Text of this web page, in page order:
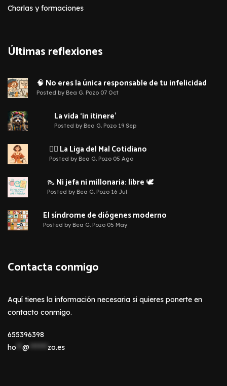
Charlas y formaciones
Últimas reflexiones
🧠 No eres la única responsable de tu infelicidad
Posted by Bea G. Pozo 07 Oct
La vida ‘in itinere’
Posted by Bea G. Pozo 19 Sep
🦹‍♀️ La Liga del Mal Cotidiano
Posted by Bea G. Pozo 05 Ago
👠 Ni jefa ni millonaria: libre 🕊️
Posted by Bea G. Pozo 16 Jul
El síndrome de diógenes moderno
Posted by Bea G. Pozo 05 May
Contacta conmigo
Aquí tienes la información necesaria si quieres ponerte en
contacto conmigo.
655396398
ho
@ ****** zo.es